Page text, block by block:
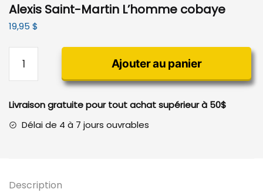
Alexis Saint-Martin L’homme cobaye
19,95 $
Alexis
Martin
L'homme
Ajouter au panier
Livraison gratuite pour tout achat supérieur à 50$
Délai de 4 à 7 jours ouvrables
Description